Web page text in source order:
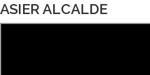
ASIER ALCALDE